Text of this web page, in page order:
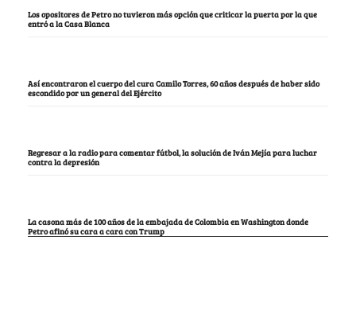
Los opositores de Petro no tuvieron más opción que criticar la puerta por la que
entró a la Casa Blanca
Así encontraron el cuerpo del cura Camilo Torres, 60 años después de haber sido
escondido por un general del Ejército
Regresar a la radio para comentar fútbol, la solución de Iván Mejía para luchar
contra la depresión
La casona más de 100 años de la embajada de Colombia en Washington donde
Petro afinó su cara a cara con Trump